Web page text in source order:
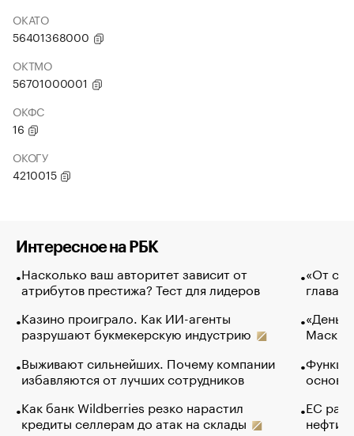
ОКАТО
56401368000
ОКТМО
56701000001
ОКФС
16
ОКОГУ
4210015
Интересное на РБК
Насколько ваш авторитет зависит от
атрибутов престижа? Тест для лидеров
Казино проиграло. Как ИИ-агенты
разрушают букмекерскую индустрию
Выживают сильнейших. Почему компании
избавляются от лучших сотрудников
Как банк Wildberries резко нарастил
кредиты селлерам до атак на склады
«От
глава
Маск в
основ
ЕС
нефти